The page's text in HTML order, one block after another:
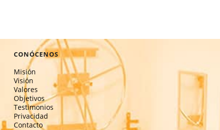
CONÓCENOS
Misión
Visión
Valores
Objetivos
Testimonios
Privacidad
Contacto